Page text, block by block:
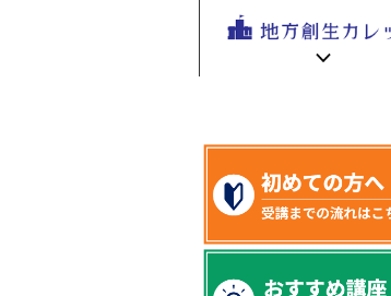
地方創生カレ
新着情報
地方創生カレッジ活用
ビデオライブラリ
e ラーニング
初めての方へ
連携・交流ひ
連携・交流ひろばにつ
全国で活躍する地方創
地方創生応援プロジェ
地方創生
を無料eラ
講座が200